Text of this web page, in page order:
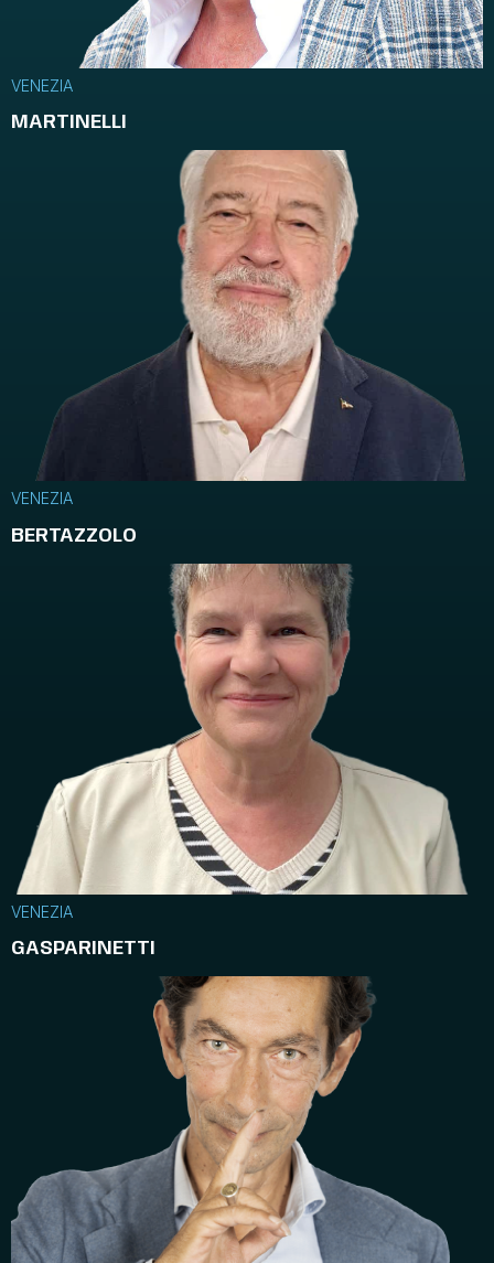
VENEZIA
MARTINELLI
VENEZIA
BERTAZZOLO
VENEZIA
GASPARINETTI